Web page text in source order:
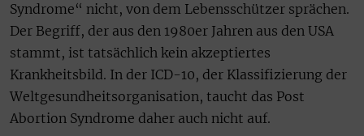
Syndrome“ nicht, von dem Lebensschützer sprächen.
Der Begriff, der aus den 1980er Jahren aus den USA
stammt, ist tatsächlich kein akzeptiertes
Krankheitsbild. In der ICD-10, der Klassifizierung der
Weltgesundheitsorganisation, taucht das Post
Abortion Syndrome daher auch nicht auf.